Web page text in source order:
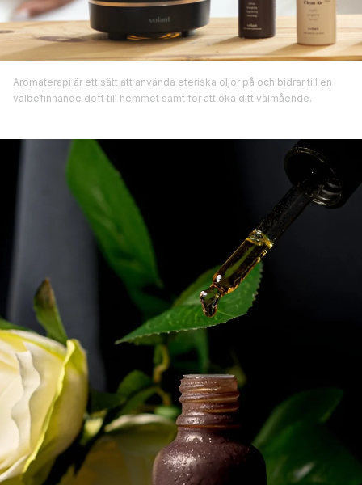
Aromaterapi är ett sätt att använda eteriska oljor på och bidrar till en
välbefinnande doft till hemmet samt för att öka ditt välmående.